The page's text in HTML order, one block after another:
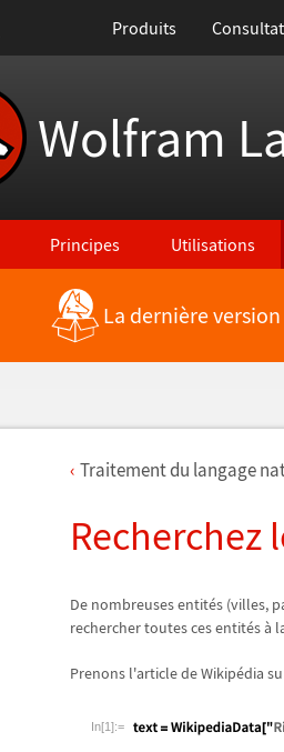
Produits
Wolfram
Principes Utilisations
La dernière
Traitement du langage
Recherchez
De nombreuses entités (villes,
rechercher toutes ces entitésà
Prenons l'article de Wikipédia
In[1]:=